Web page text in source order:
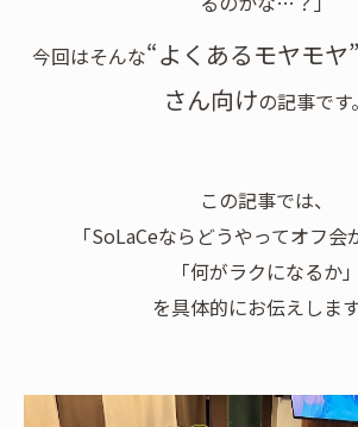
今回はそんな“よくあるモヤモヤ
さん向けの記事です。
この記事では、
「SoLaCeならどうやってオフ会
「何がラクになるか」
を具体的にお伝えしま